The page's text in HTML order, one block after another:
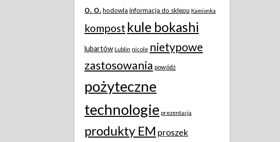
o. o.hodowla informacja do sklepu Kamionka
kompost kule bokashi
lubartów Lublin nicole nietypowe
zastosowania powódż
pożyteczne
technologie prezentacja
produkty EM proszek